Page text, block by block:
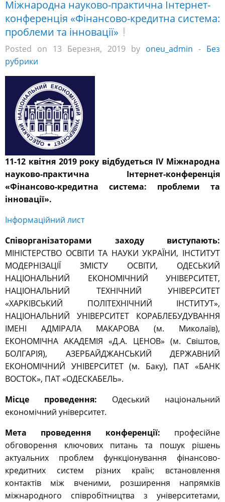
Міжнародна науково-практична Інтернет-
конференція «Фінансово-кредитна система:
проблеми та інновації»
Posted on 13 Березня, 2019 by oneu_admin - Без
рубрики
11-12 квітня 2019 року відбудеться ІV Міжнародна
науково-практична Інтернет-конференція
«Фінансово-кредитна система: проблеми та
інновації».
Інформаційний лист
Співорганізаторами заходу виступають:
МІНІСТЕРСТВО ОСВІТИ ТА НАУКИ УКРАЇНИ, ІНСТИТУТ
МОДЕРНІЗАЦІЇ ЗМІСТУ ОСВІТИ, ОДЕСЬКИЙ
НАЦІОНАЛЬНИЙ ЕКОНОМІЧНИЙ УНІВЕРСИТЕТ,
НАЦІОНАЛЬНИЙ ТЕХНІЧНИЙ УНІВЕРСИТЕТ
«ХАРКІВСЬКИЙ ПОЛІТЕХНІЧНИЙ ІНСТИТУТ»,
НАЦІОНАЛЬНИЙ УНІВЕРСИТЕТ КОРАБЛЕБУДУВАННЯ
ІМЕНІ АДМІРАЛА МАКАРОВА (м. Миколаїв),
ЕКОНОМІЧНА АКАДЕМІЯ «Д.А. ЦЕНОВ» (м. Свіштов,
БОЛГАРІЯ), АЗЕРБАЙДЖАНСЬКИЙ ДЕРЖАВНИЙ
ЕКОНОМІЧНИЙ УНІВЕРСИТЕТ (м. Баку), ПАТ «БАНК
ВОСТОК», ПАТ «ОДЕСКАБЕЛЬ».
Місце проведення: Одеський національний
економічний університет.
Мета проведення конференції: професійне
обговорення ключових питань та пошук рішень
актуальних проблем функціонування фінансово-
кредитних систем різних країн; встановлення
контактів між вченими, розширення напрямків
міжнародного співробітництва з університетами,